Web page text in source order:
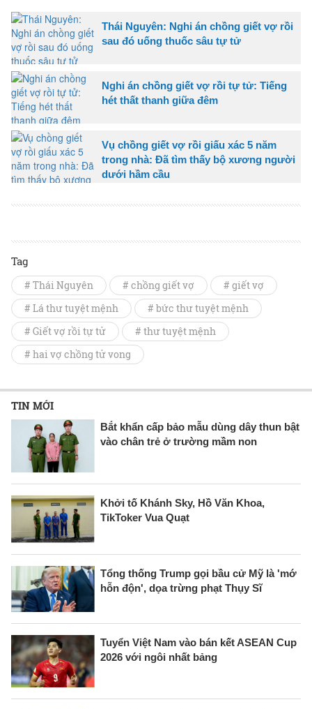
Thái Nguyên: Nghi án chồng giết vợ rồi
sau đó uống thuốc sâu tự tử
Nghi án chồng giết vợ rồi tự tử: Tiếng
hét thất thanh giữa đêm
Vụ chồng giết vợ rồi giấu xác 5 năm
trong nhà: Đã tìm thấy bộ xương người
dưới hầm cầu
Tag
# Thái Nguyên # chồng giết vợ
# giết vợ
# Lá thư tuyệt mệnh
# bức thư tuyệt mệnh
# Giết vợ rồi tự tử
# thư tuyệt mệnh
# hai vợ chồng tử vong
TIN MỚI
Bắt khẩn cấp bảo mẫu dùng dây thun bật
vào chân trẻ ở trường mầm non
Khởi tố Khánh Sky, Hồ Văn Khoa,
TikToker Vua Quạt
Tổng thống Trump gọi bầu cử Mỹ là 'mớ
hỗn độn', dọa trừng phạt Thụy Sĩ
Tuyển Việt Nam vào bán kết ASEAN Cup
2026 với ngôi nhất bảng